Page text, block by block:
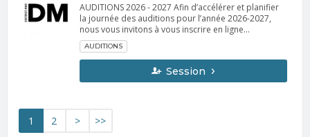
AUDITIONS 2026 - 2027 Afin d’accélérer et planifier
la journée des auditions pour l’année 2026-2027,
nous vous invitons à vous inscrire en ligne
directement. Veuillez remplir le formulaire en
ligne. Les danseurs doivent participer à l'audition de
leur âge le jour même de l'audition. Le paiement se
fera sur place. (25,00 $ payable en argent) Horaire
(ouvert à tous) Inscriptions en ligne dès le 25 juillet.
Dimanche 30 août Arrivée pour l’inscription : 8h30
AUDITIONS
Session
1 2 > >>